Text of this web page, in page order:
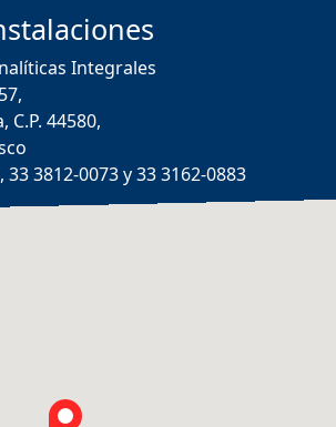
Integrales
C.P. 44580,
33 3812-0073 y 33 3162-0883